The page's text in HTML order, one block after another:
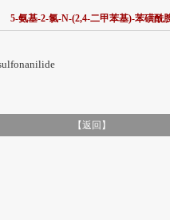
5-氨基-2-氯-N-(2,4-二甲苯基)-苯磺酰
【返回 】